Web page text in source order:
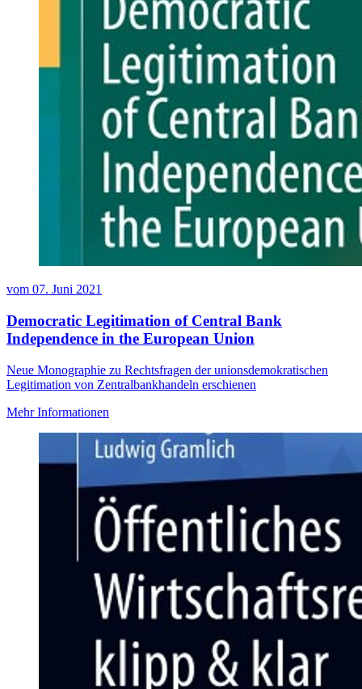
vom 07. Juni 2021
Democratic Legitimation of Central Bank
Independence in the European Union
Neue Monographie zu Rechtsfragen der unionsdemokratischen
Legitimation von Zentralbankhandeln erschienen
Mehr Informationen